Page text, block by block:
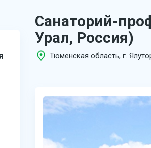
Санаторий-
Урал, Россия)
Тюменская область, г.